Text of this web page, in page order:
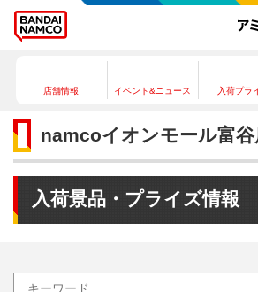
店舗情報 イベント&ニュース 入荷プラ
namcoイオンモール富谷
入荷景品・プライズ情報